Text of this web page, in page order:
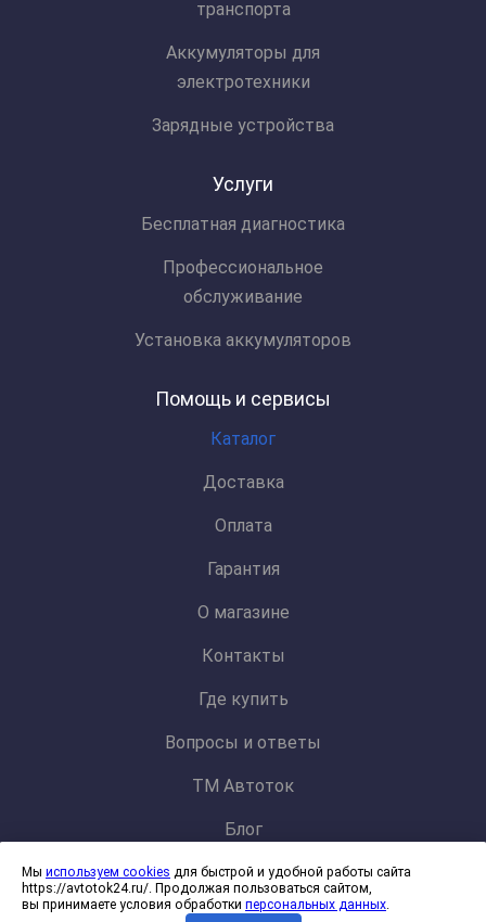
транспорта
Аккумуляторы для
электротехники
Зарядные устройства
Услуги
Бесплатная диагностика
Профессиональное
обслуживание
Установка аккумуляторов
Помощь и сервисы
Каталог
Доставка
Оплата
Гарантия
О магазине
Контакты
Где купить
Вопросы и ответы
ТМ Автоток
Блог
Политика конфиденциальности и обработки персональных данных
Согласие на обработку файлов cookies
Мы используем cookies для быстрой и удобной работы сайта
https://avtotok24.ru/. Продолжая пользоваться сайтом,
вы принимаете условия обработки персональных данных.